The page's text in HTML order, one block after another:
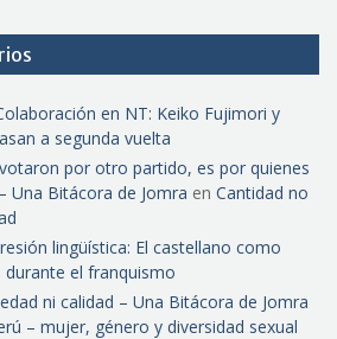
en NT: Keiko Fujimori y
a segunda vuelta
por otro partido, es por quienes
Una Bitácora de Jomra en Cantidad no
lingüística: El castellano como
el franquismo
ni calidad – Una Bitácora de Jomra
– mujer, género y diversidad sexual